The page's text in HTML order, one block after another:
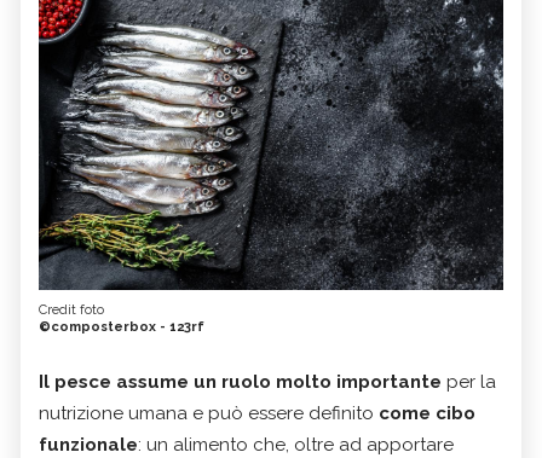
Credit foto
©composterbox - 123rf
Il pesce assume un ruolo molto importante per la
nutrizione umana e può essere definito come cibo
funzionale: un alimento che, oltre ad apportare